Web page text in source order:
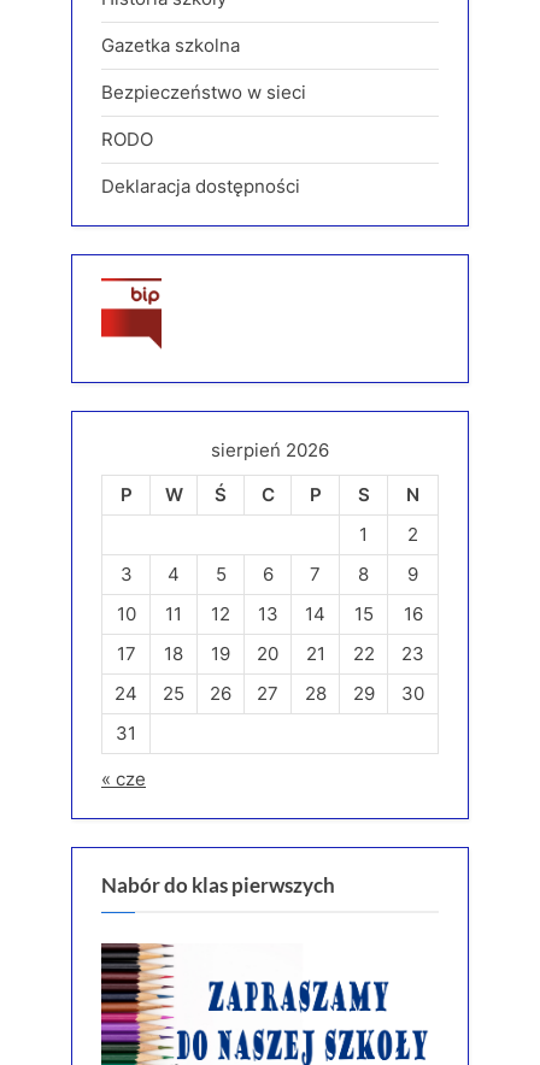
Gazetka szkolna
Bezpieczeństwo w sieci
RODO
Deklaracja dostępności
sierpień 2026
P
W Ś C P S
N
1
2
3
4 5 6 7 8
9
10
11 12 13 14 15
16
17
18 19 20 21 22
23
24
25 26 27 28 29
30
31
« cze
Nabór do klas pierwszych